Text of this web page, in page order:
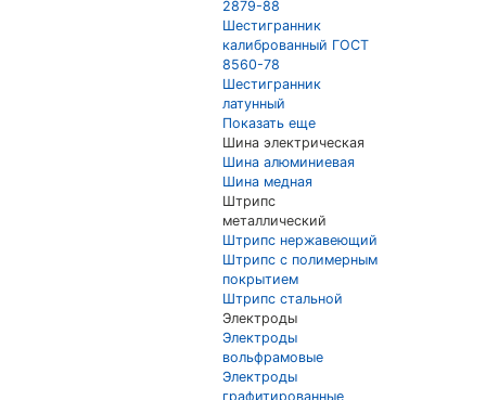
2879-88
Шестигранник
калиброванный ГОСТ
8560-78
Шестигранник
латунный
Показать еще
Шина электрическая
Шина алюминиевая
Шина медная
Штрипс
металлический
Штрипс нержавеющий
Штрипс с полимерным
покрытием
Штрипс стальной
Электроды
Электроды
вольфрамовые
Электроды
графитированные